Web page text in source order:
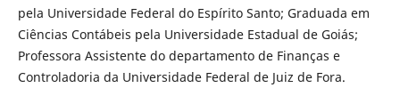
pela Universidade Federal do Espírito Santo; Graduada em
Ciências Contábeis pela Universidade Estadual de Goiás;
Professora Assistente do departamento de Finanças e
Controladoria da Universidade Federal de Juiz de Fora.